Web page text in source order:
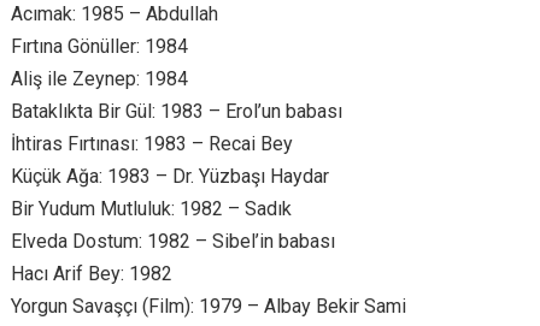
Acımak: 1985 – Abdullah
Fırtına Gönüller: 1984
Aliş ile Zeynep: 1984
Bataklıkta Bir Gül: 1983 – Erol’un babası
İhtiras Fırtınası: 1983 – Recai Bey
Küçük Ağa: 1983 – Dr. Yüzbaşı Haydar
Bir Yudum Mutluluk: 1982 – Sadık
Elveda Dostum: 1982 – Sibel’in babası
Hacı Arif Bey: 1982
Yorgun Savaşçı (Film): 1979 – Albay Bekir Sami